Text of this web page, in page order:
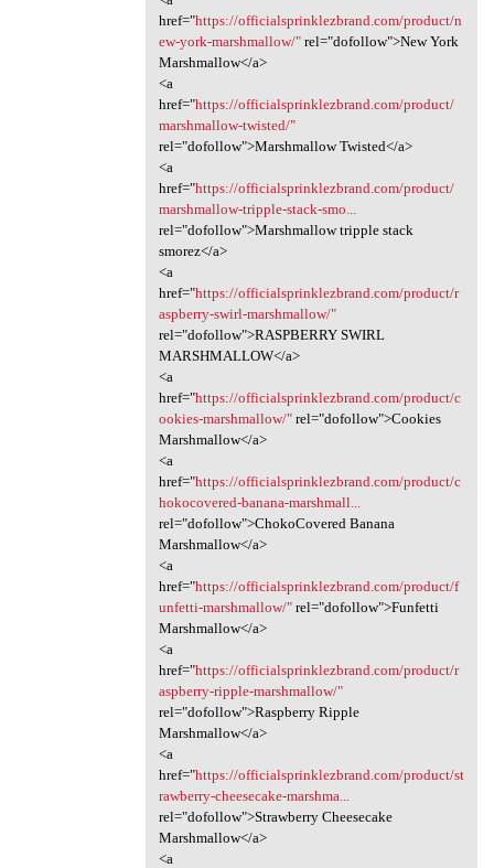
href="https://officialsprinklezbrand.com/product/n
ew-york-marshmallow/"rel="dofollow">New York
Marshmallow</a>
<a
href="https://officialsprinklezbrand.com/product/
marshmallow-twisted/"
rel="dofollow">Marshmallow Twisted</a>
<a
href="https://officialsprinklezbrand.com/product/
marshmallow-tripple-stack-smo...
rel="dofollow">Marshmallow tripple stack
smorez</a>
<a
href="https://officialsprinklezbrand.com/product/r
aspberry-swirl-marshmallow/"
rel="dofollow">RASPBERRY SWIRL
MARSHMALLOW</a>
<a
href="https://officialsprinklezbrand.com/product/c
ookies-marshmallow/"rel="dofollow">Cookies
Marshmallow</a>
<a
href="https://officialsprinklezbrand.com/product/c
hokocovered-banana-marshmall...
rel="dofollow">ChokoCovered Banana
Marshmallow</a>
<a
href="https://officialsprinklezbrand.com/product/f
unfetti-marshmallow/"rel="dofollow">Funfetti
Marshmallow</a>
<a
href="https://officialsprinklezbrand.com/product/r
aspberry-ripple-marshmallow/"
rel="dofollow">Raspberry Ripple
Marshmallow</a>
<a
href="https://officialsprinklezbrand.com/product/st
rawberry-cheesecake-marshma...
rel="dofollow">Strawberry Cheesecake
Marshmallow</a>
<a